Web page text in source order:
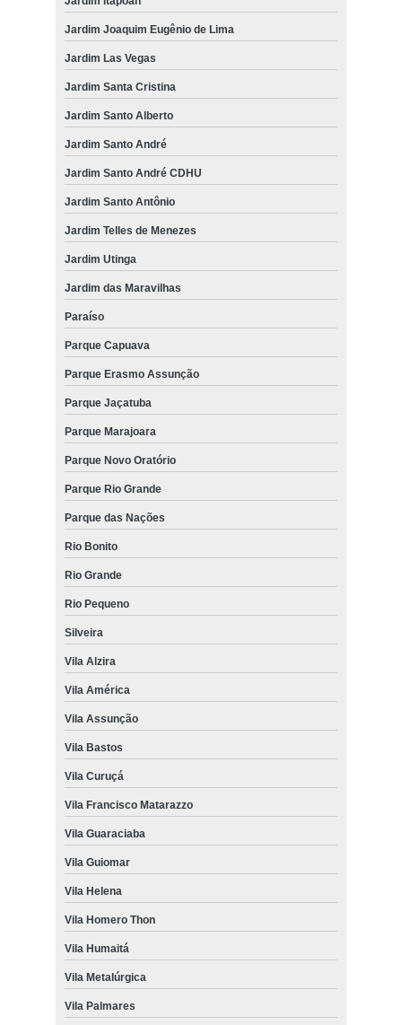
Jardim Joaquim Eugênio de Lima
Jardim Las Vegas
Jardim Santa Cristina
Jardim Santo Alberto
Jardim Santo André
Jardim Santo André CDHU
Jardim Santo Antônio
Jardim Telles de Menezes
Jardim Utinga
Jardim das Maravilhas
Paraíso
Parque Capuava
Parque Erasmo Assunção
Parque Jaçatuba
Parque Marajoara
Parque Novo Oratório
Parque Rio Grande
Parque das Nações
Rio Bonito
Rio Grande
Rio Pequeno
Silveira
Vila Alzira
Vila América
Vila Assunção
Vila Bastos
Vila Curuçá
Vila Francisco Matarazzo
Vila Guaraciaba
Vila Guiomar
Vila Helena
Vila Homero Thon
Vila Humaitá
Vila Metalúrgica
Vila Palmares